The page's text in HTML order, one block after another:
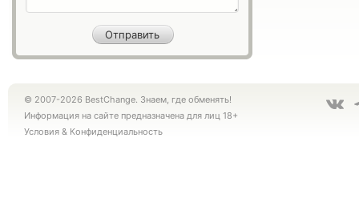
© 2007-2026 BestChange. Знаем, где обменять!
Информация на сайте предназначена для лиц 18+
Условия & Конфиденциальность